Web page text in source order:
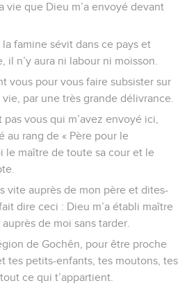
vie que Dieu m’a envoyé devant
famine sévit dans ce pays et
il n’y aura ni labour ni moisson.
vous pour vous faire subsister sur
par une très grande délivrance.
pas vous qui m’avez envoyé ici,
au rang de « Père pour le
le maître de toute sa cour et le
vite auprès de mon père et dites-
dire ceci : Dieu m’a établi maître
de moi sans tarder.
de Gochên, pour être proche
tes petits-enfants, tes moutons, tes
ce qui t’appartient.